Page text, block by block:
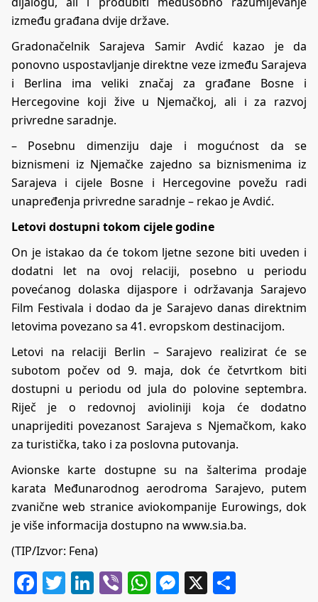
između građana dvije države.
Gradonačelnik Sarajeva Samir Avdić kazao je da
ponovno uspostavljanje direktne veze između Sarajeva
i Berlina ima veliki značaj za građane Bosne i
Hercegovine koji žive u Njemačkoj, ali i za razvoj
privredne saradnje.
– Posebnu dimenziju daje i mogućnost da se
biznismeni iz Njemačke zajedno sa biznismenima iz
Sarajeva i cijele Bosne i Hercegovine povežu radi
unapređenja privredne saradnje – rekao je Avdić.
Letovi dostupni tokom cijele godine
On je istakao da će tokom ljetne sezone biti uveden i
dodatni let na ovoj relaciji, posebno u periodu
povećanog dolaska dijaspore i održavanja Sarajevo
Film Festivala i dodao da je Sarajevo danas direktnim
letovima povezano sa 41. evropskom destinacijom.
Letovi na relaciji Berlin – Sarajevo realizirat će se
subotom počev od 9. maja, dok će četvrtkom biti
dostupni u periodu od jula do polovine septembra.
Riječ je o redovnoj avioliniji koja će dodatno
unaprijediti povezanost Sarajeva s Njemačkom, kako
za turistička, tako i za poslovna putovanja.
Avionske karte dostupne su na šalterima prodaje
karata Međunarodnog aerodroma Sarajevo, putem
zvanične web stranice aviokompanije Eurowings, dok
je više informacija dostupno na www.sia.ba.
(TIP/Izvor: Fena)
Facebook
Twitter
LinkedIn
ViberWhatsApp
Messenger
X